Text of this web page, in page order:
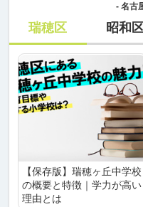
- 名古
瑞穂区 昭和
【保存版】瑞穂ヶ丘中学校
の概要と特徴｜学力が高い
理由とは